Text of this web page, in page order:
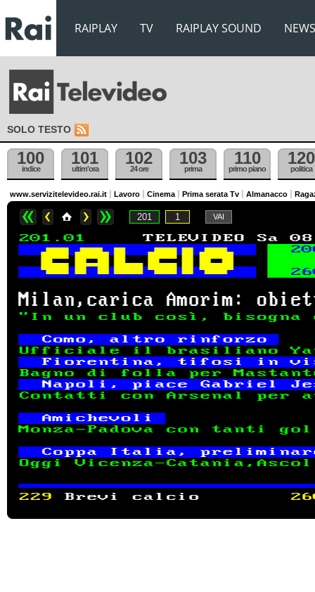
RAIPLAY TV RAIPLAY SOUND NEWS
SOLO TESTO
100
indice
101
ultim'ora
102
24 ore
103
prima
110
primo piano
120
politica
www.servizitelevideo.rai.it Lavoro Cinema Prima serata Tv Almanacco